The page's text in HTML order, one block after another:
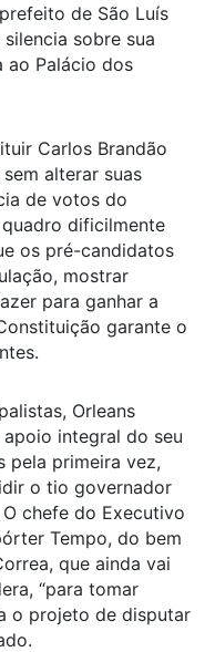
de São Luís
sobre sua
ao Palácio dos
Carlos Brandão
alterar suas
de votos do
dificilmente
os pré-candidatos
mostrar
para ganhar a
garante o
Orleans
integral do seu
pela primeira vez,
o tio governador
chefe do Executivo
Tempo, do bem
que ainda vai
“para tomar
o projeto de disputar